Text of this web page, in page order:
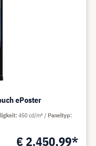
ePoster
€ 2.450,99*
450 cd/m²
Paneltyp